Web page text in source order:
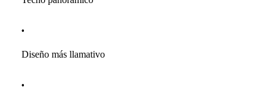
Diseño más llamativo